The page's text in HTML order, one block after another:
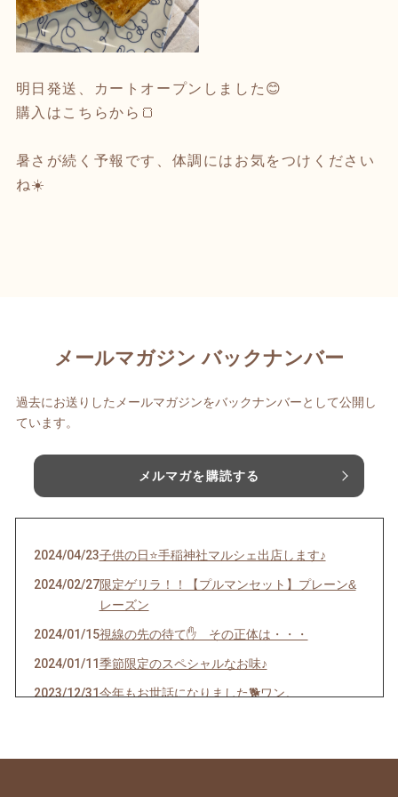
明日発送、カートオープンしました😊
購入はこちらから🍞
暑さが続く予報です、体調にはお気をつけください
ね☀️
メールマガジン バックナンバー
過去にお送りしたメールマガジンをバックナンバーとして公開し
ています。
メルマガを購読する
2024/04/23子供の日⭐️手稲神社マルシェ出店します♪
2024/02/27限定ゲリラ！！【プルマンセット】プレーン&
レーズン
2024/01/15視線の先の待て✋ その正体は・・・
2024/01/11季節限定のスペシャルなお味♪
2023/12/31今年もお世話になりました🐕ワン。